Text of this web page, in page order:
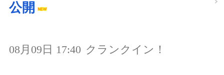
公開
08月09日 17:40 クランクイン！